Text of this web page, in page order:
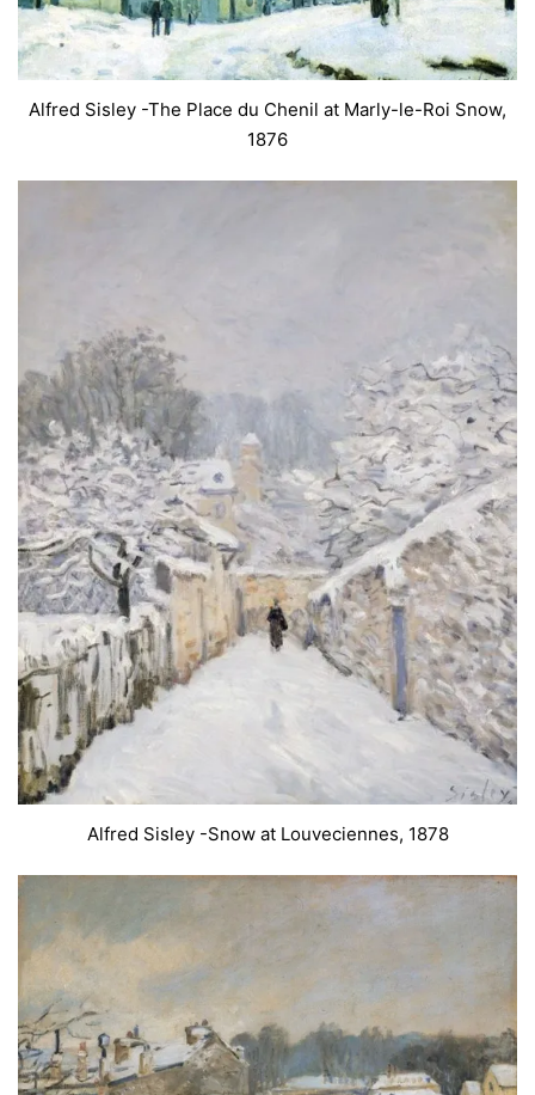
Alfred Sisley -The Place du Chenil at Marly-le-Roi Snow,
1876
Alfred Sisley -Snow at Louveciennes, 1878